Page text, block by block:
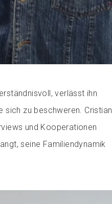
verlässt ihn
sich zu beschweren. Cristian
und Kooperationen
seine Familiendynamik